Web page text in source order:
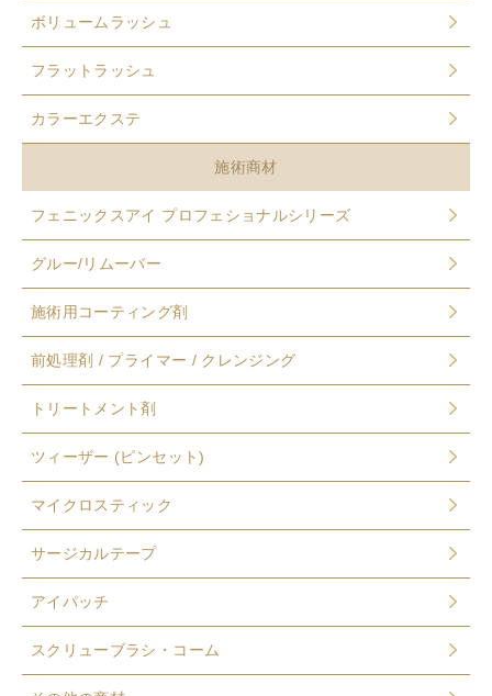
ボリュームラッシュ
フラットラッシュ
カラーエクステ
施術商材
フェニックスアイ プロフェショナルシリーズ
グルー/リムーバー
施術用コーティング剤
前処理剤 / プライマー / クレンジング
トリートメント剤
ツィーザー (ピンセット)
マイクロスティック
サージカルテープ
アイパッチ
スクリューブラシ・コーム